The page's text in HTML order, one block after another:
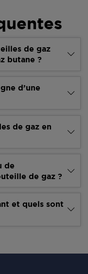
de gaz
butane ?
d’une
de gaz en
de
de gaz ?
et quels sont